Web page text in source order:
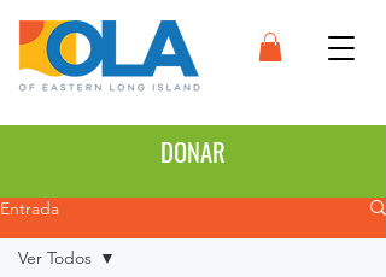
DONAR
Entrada
Ver Todos